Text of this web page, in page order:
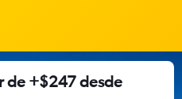
de +$247 desde